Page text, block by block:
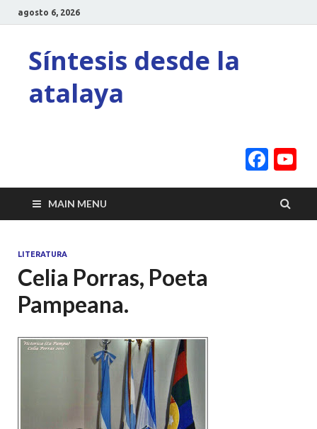
agosto 6, 2026
Síntesis desde la
atalaya
MAIN MENU
LITERATURA
Celia Porras, Poeta
Pampeana.